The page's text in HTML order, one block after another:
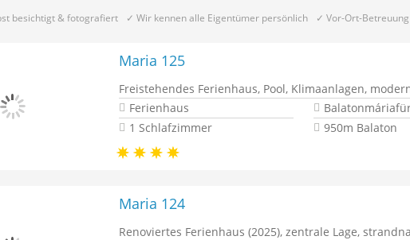
besichtigt & fotografiert ✓ Wir kennen alle Eigentümer persönlich ✓ Vor-Ort-Betreuung
Maria 125
Freistehendes Ferienhaus, Pool, Klimaanlagen,
Ferienhaus
1 Schlafzimmer
950m Balaton
Maria 124
Renoviertes Ferienhaus (2025), zentrale Lage,